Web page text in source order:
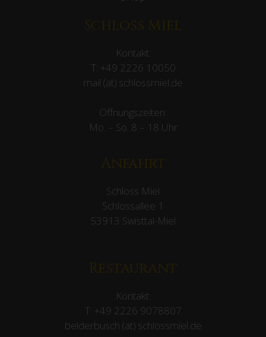
Schloss Miel
Kontakt:
T: +49 2226 10050
mail (at) schlossmiel.de
Öffnungszeiten:
Mo. – So. 8 – 18 Uhr
Anfahrt
Schloss Miel
Schlossallee 1
53913 Swisttal-Miel
Restaurant
Kontakt:
T: +49 2226 9078807
belderbusch (at) schlossmiel.de